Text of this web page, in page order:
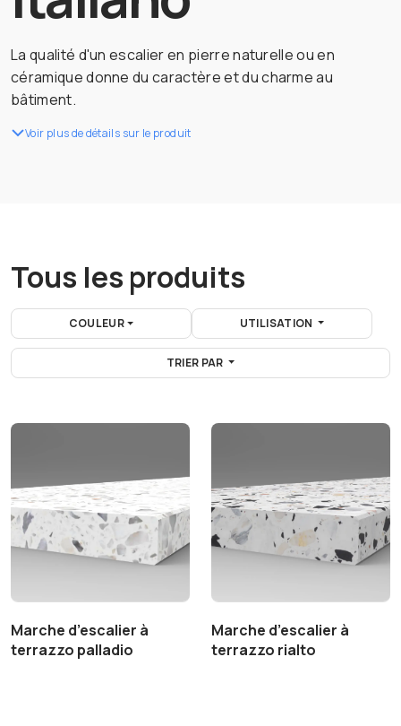
La qualité d'un escalier en pierre naturelle ou en
céramique donne du caractère et du charme au
bâtiment.
Voir plus de détails sur le produit
Tous les produits
COULEUR UTILISATION
TRIER PAR
Marche d’escalier à
terrazzo palladio
Marche d’escalier à
terrazzo rialto